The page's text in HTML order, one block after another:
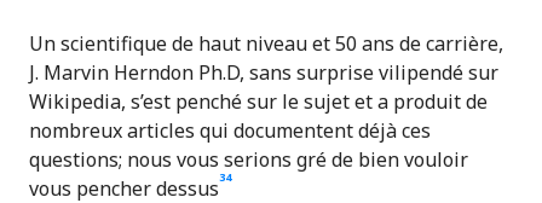
Un scientifique de haut niveau et 50 ans de carrière,
J. Marvin Herndon Ph.D, sans surprise vilipendé sur
Wikipedia, s’est penché sur le sujet et a produit de
nombreux articles qui documentent déjà ces
questions; nous vous serions gré de bien vouloir
vous pencher dessus34